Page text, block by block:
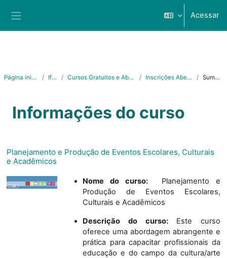
Acessar
Página inicial Ifes Cursos Gratuitos e Abertos Inscrições Abertas Sumário
Informações do curso
Planejamento e Produção de Eventos Escolares, Culturais
e Acadêmicos
Nome do curso: Planejamento e
Produção de Eventos Escolares,
Culturais e Acadêmicos
Descrição do curso: Este curso
oferece uma abordagem abrangente e
prática para capacitar profissionais da
educação e do campo da cultura/arte